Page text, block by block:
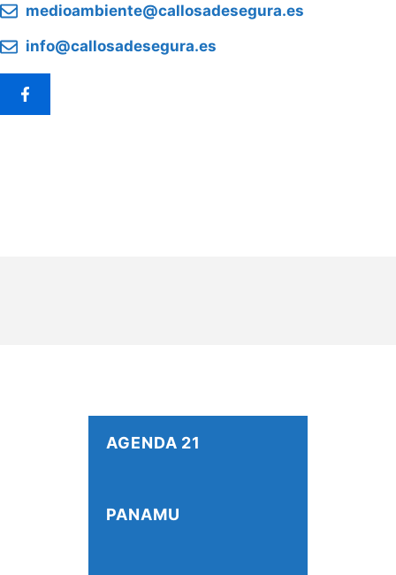
medioambiente@callosadesegura.es
info@callosadesegura.es
AGENDA 21
PANAMU